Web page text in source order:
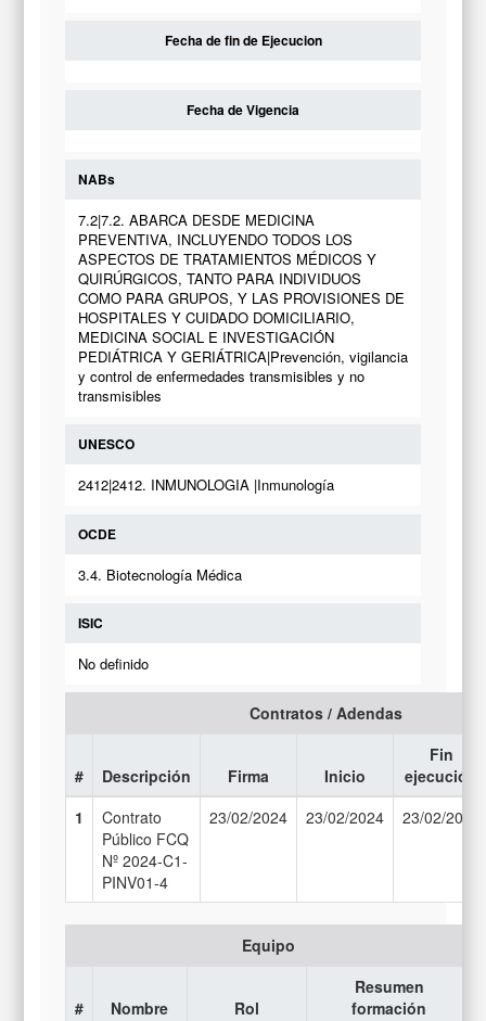
Fecha de fin de Ejecucion
Fecha de Vigencia
NABs
7.2|7.2. ABARCA DESDE MEDICINA
PREVENTIVA, INCLUYENDO TODOS LOS
ASPECTOS DE TRATAMIENTOS MÉDICOS Y
QUIRÚRGICOS, TANTO PARA INDIVIDUOS
COMO PARA GRUPOS, Y LAS PROVISIONES DE
HOSPITALES Y CUIDADO DOMICILIARIO,
MEDICINA SOCIAL E INVESTIGACIÓN
PEDIÁTRICA Y GERIÁTRICA|Prevención, vigilancia
y control de enfermedades transmisibles y no
transmisibles
UNESCO
2412|2412. INMUNOLOGIA |Inmunología
OCDE
3.4. Biotecnología Médica
ISIC
No definido
Contratos / Adendas
# Descripción Firma Inicio
Fin
ejecución
1
Contrato
Público FCQ
Nº 2024-C1-
PINV01-4
23/02/2024 23/02/2024 23/02/2027
Equipo
# Nombre Rol
Resumen
formación